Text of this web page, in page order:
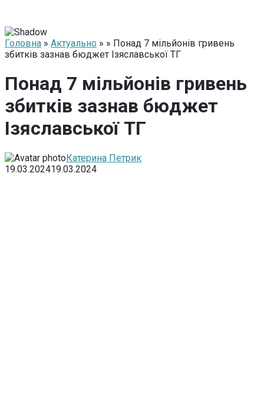
Головна » Актуально » » Понад 7 мільйонів гривень
збитків зазнав бюджет Ізяславської ТГ
Понад 7 мільйонів гривень
збитків зазнав бюджет
Ізяславської ТГ
Катерина Петрик
19.03.202419.03.2024